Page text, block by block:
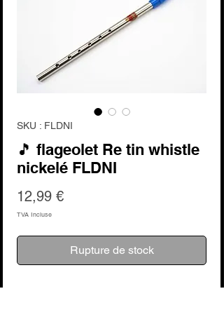
SKU : FLDNI
🎵 flageolet Re tin whistle
nickelé FLDNI
12,99 €Prix
TVA Incluse
Rupture de stock